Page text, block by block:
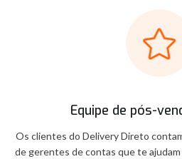
Equipe de pós-
Os clientes do Delivery Direto
de gerentes de contas que te